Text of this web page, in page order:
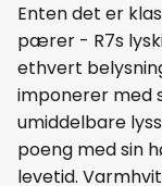
Enten det er
pærer - R7s
ethvert
imponerer med
umiddelbare
poeng med sin
levetid.